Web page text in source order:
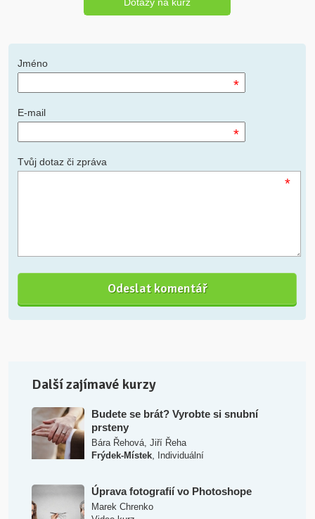
Dotazy na kurz
Jméno
*
E-mail
*
Tvůj dotaz či zpráva
*
Další zajímavé kurzy
Budete se brát? Vyrobte si snubní
prsteny
Bára Řehová, Jiří Řeha
Frýdek-Místek, Individuální
Úprava fotografií vo Photoshope
Marek Chrenko